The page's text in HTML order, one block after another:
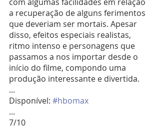
a recuperação de alguns ferimentos
que deveriam ser mortais. Apesar
disso, efeitos especiais realistas,
ritmo intenso e personagens que
passamos a nos importar desde o
início do filme, compondo uma
produção interessante e divertida.
...
Disponível: #hbomax
...
7/10